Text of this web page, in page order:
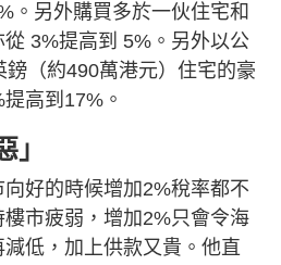
。另外購買多於一伙住宅和
3%提高到 5%。另外以公
（約490萬港元）住宅的豪
高到17%。
」
好的時候增加2%稅率都不
市疲弱，增加2%只會令海
低，加上供款又貴。他直